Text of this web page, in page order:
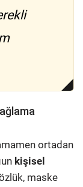
ortadan
kişisel
maske